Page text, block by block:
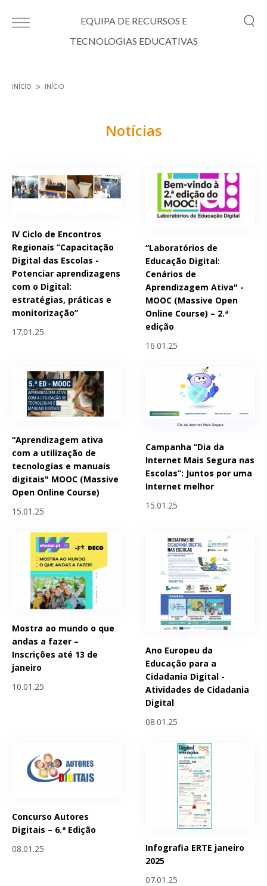
EQUIPA DE RECURSOS E
TECNOLOGIAS EDUCATIVAS
INÍCIO INÍCIO
Notícias
IV Ciclo de Encontros
Regionais “Capacitação
Digital das Escolas -
Potenciar aprendizagens
com o Digital:
estratégias, práticas e
monitorização”
17.01.25
“Laboratórios de
Educação Digital:
Cenários de
Aprendizagem Ativa" -
MOOC (Massive Open
Online Course) – 2.ª
edição
16.01.25
“Aprendizagem ativa
com a utilização de
tecnologias e manuais
digitais" MOOC (Massive
Open Online Course)
15.01.25
Campanha “Dia da
Internet Mais Segura nas
Escolas”: Juntos por uma
Internet melhor
15.01.25
Mostra ao mundo o que
andas a fazer –
Inscrições até 13 de
janeiro
10.01.25
Ano Europeu da
Educação para a
Cidadania Digital -
Atividades de Cidadania
Digital
08.01.25
Concurso Autores
Digitais – 6.ª Edição
08.01.25
Infografia ERTE janeiro
2025
07.01.25
Páginas